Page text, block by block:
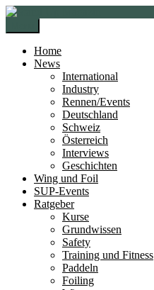
Zur
Navigation
springen
Zum
springen
Home
News
International
Industry
Rennen/Events
Deutschland
Schweiz
Österreich
Interviews
Geschichten
Wing und Foil
SUP-Events
Ratgeber
Kurse
Grundwissen
Safety
Training und Fitness
Paddeln
Foiling